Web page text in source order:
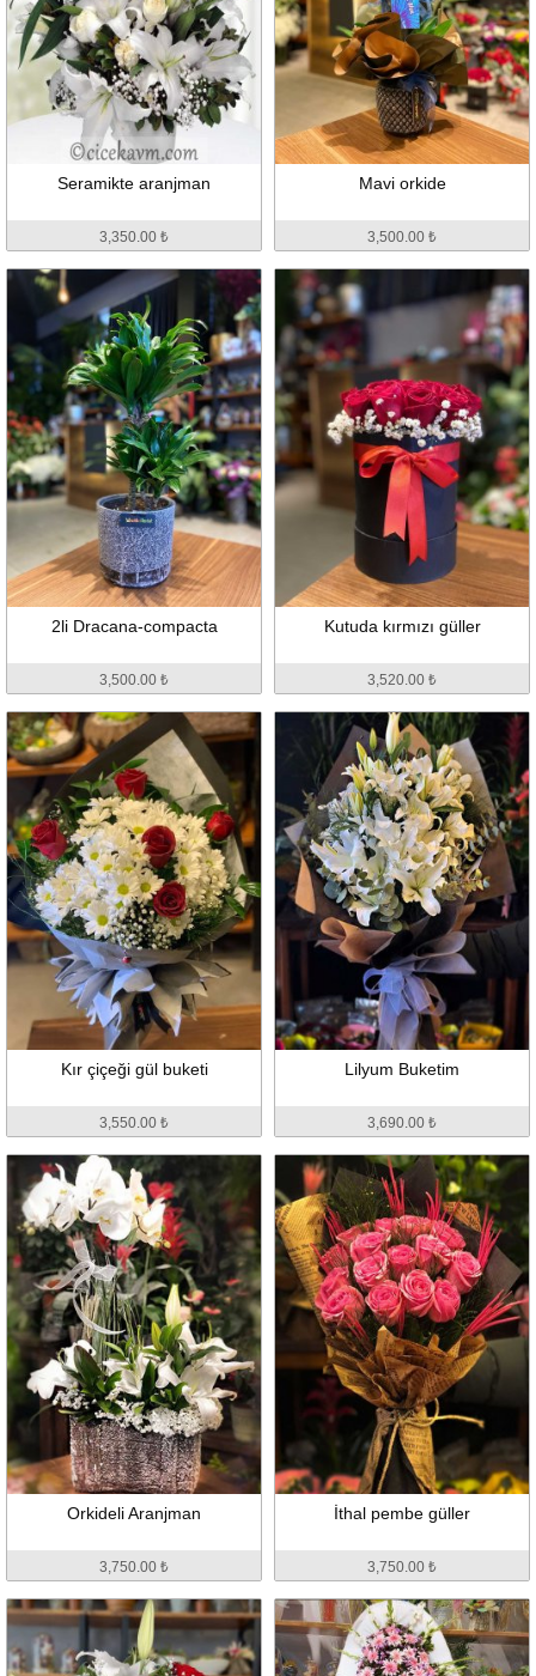
Seramikte aranjman
3,350.00 ₺
Mavi orkide
3,500.00 ₺
2li Dracana-compacta
3,500.00 ₺
Kutuda kırmızı güller
3,520.00 ₺
Kır çiçeği gül buketi
3,550.00 ₺
Lilyum Buketim
3,690.00 ₺
Orkideli Aranjman
3,750.00 ₺
İthal pembe güller
3,750.00 ₺